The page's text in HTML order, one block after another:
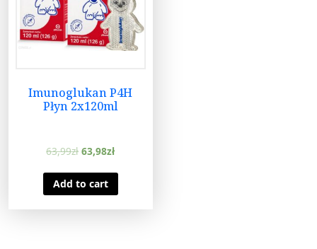
Imunoglukan P4H
Płyn 2x120ml
63,99zł 63,98zł
Add to cart